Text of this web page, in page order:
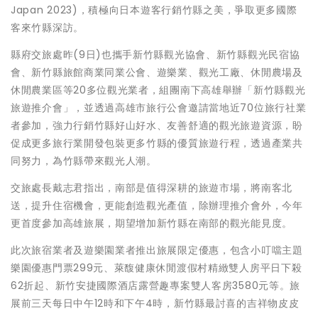
Japan 2023)，積極向日本遊客行銷竹縣之美，爭取更多國際
客來竹縣深訪。
縣府交旅處昨(9日)也攜手新竹縣觀光協會、新竹縣觀光民宿協
會、新竹縣旅館商業同業公會、遊樂業、觀光工廠、休閒農場及
休閒農業區等20多位觀光業者，組團南下高雄舉辦「新竹縣觀光
旅遊推介會」，並透過高雄市旅行公會邀請當地近70位旅行社業
者參加，強力行銷竹縣好山好水、友善舒適的觀光旅遊資源，盼
促成更多旅行業開發包裝更多竹縣的優質旅遊行程，透過產業共
同努力，為竹縣帶來觀光人潮。
交旅處長戴志君指出，南部是值得深耕的旅遊市場，將南客北
送，提升住宿機會，更能創造觀光產值，除辦理推介會外，今年
更首度參加高雄旅展，期望增加新竹縣在南部的觀光能見度。
此次旅宿業者及遊樂園業者推出旅展限定優惠，包含小叮噹主題
樂園優惠門票299元、萊馥健康休閒渡假村精緻雙人房平日下殺
62折起、新竹安捷國際酒店露營趣專案雙人客房3580元等。旅
展前三天每日中午12時和下午4時，新竹縣最討喜的吉祥物皮皮